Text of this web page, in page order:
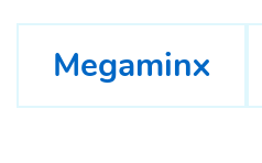
Megaminx